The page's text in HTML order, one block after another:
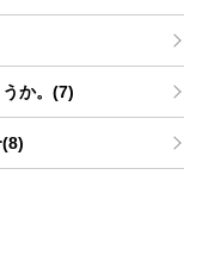
か。(7)